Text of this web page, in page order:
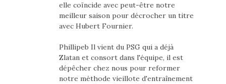
elle coïncide avec peut-être notre
meilleur saison pour décrocher un titre
avec Hubert Fournier.
Phillipeb Il vient du PSG qui a déjà
Zlatan et consort dans l'équipe, il est
dépêcher chez nous pour reformer
notre méthode vieillote d'entraînement